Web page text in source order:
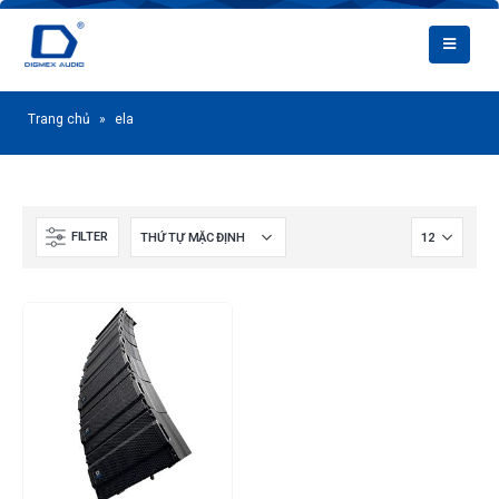
Trang chủ » ela
FILTER